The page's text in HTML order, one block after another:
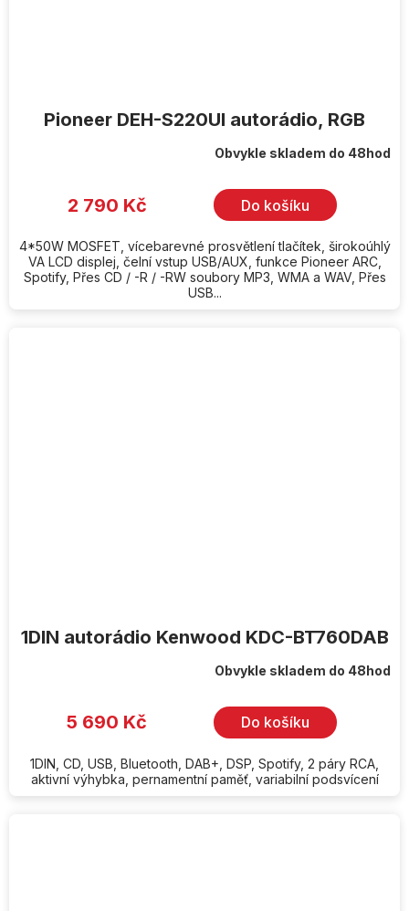
Pioneer DEH-S220UI autorádio, RGB
Obvykle skladem do 48hod
2 790 Kč Do košíku
4*50W MOSFET, vícebarevné prosvětlení tlačítek, širokoúhlý
VA LCD displej, čelní vstup USB/AUX, funkce Pioneer ARC,
Spotify, Přes CD / -R / -RW soubory MP3, WMA a WAV, Přes
USB...
1DIN autorádio Kenwood KDC-BT760DAB
Obvykle skladem do 48hod
5 690 Kč Do košíku
1DIN, CD, USB, Bluetooth, DAB+, DSP, Spotify, 2 páry RCA,
aktivní výhybka, pernamentní paměť, variabilní podsvícení